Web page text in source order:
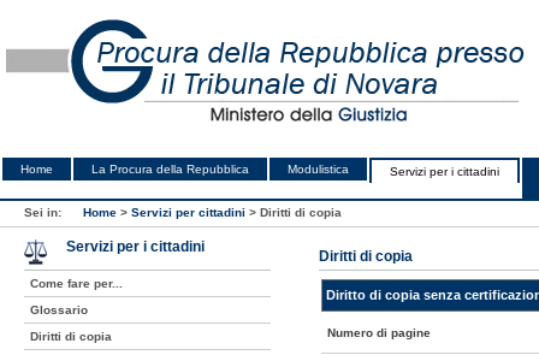
Home La Procura della Repubblica Modulistica Servizi per i cittadini
Sei in: Home > Servizi per cittadini > Diritti di copia
Diritti di copia
Diritto di copia senza
Numero di pagine
Servizi per i cittadini
Come fare per...
Glossario
Diritti di copia